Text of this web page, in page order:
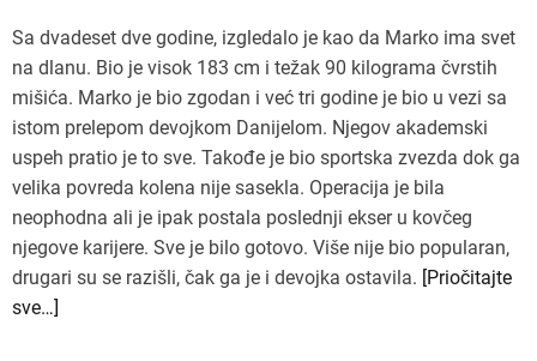
Sa dvadeset dve godine, izgledalo je kao da Marko ima svet
na dlanu. Bio je visok 183 cm i težak 90 kilograma čvrstih
mišića. Marko je bio zgodan i već tri godine je bio u vezi sa
istom prelepom devojkom Danijelom. Njegov akademski
uspeh pratio je to sve. Takođe je bio sportska zvezda dok ga
velika povreda kolena nije sasekla. Operacija je bila
neophodna ali je ipak postala poslednji ekser u kovčeg
njegove karijere. Sve je bilo gotovo. Više nije bio popularan,
drugari su se razišli, čak ga je i devojka ostavila. [Priočitajte
sve…]